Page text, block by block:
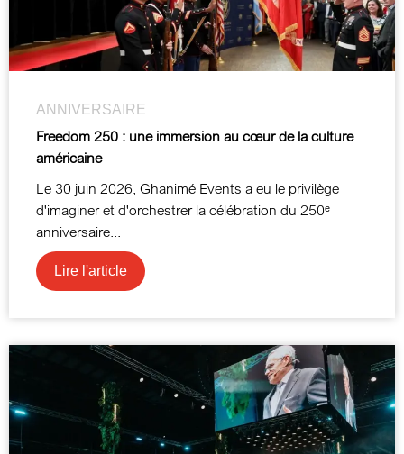
ANNIVERSAIRE
Freedom 250 : une immersion au cœur de la culture
américaine
Le 30 juin 2026, Ghanimé Events a eu le privilège
d'imaginer et d'orchestrer la célébration du 250ᵉ
anniversaire...
Lire l'article